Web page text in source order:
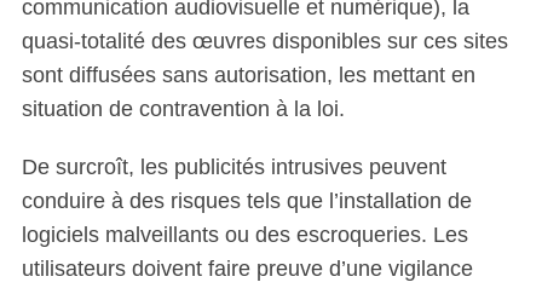
communication audiovisuelle et numérique), la
quasi-totalité des œuvres disponibles sur ces sites
sont diffusées sans autorisation, les mettant en
situation de contravention à la loi.
De surcroît, les publicités intrusives peuvent
conduire à des risques tels que l’installation de
logiciels malveillants ou des escroqueries. Les
utilisateurs doivent faire preuve d’une vigilance